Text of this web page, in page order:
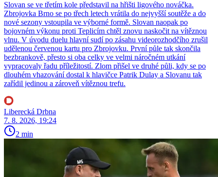
Slovan se ve třetím kole představil na hřišti ligového nováčka.
Zbrojovka Brno se po třech letech vrátila do nejvyšší soutěže a do
nové sezony vstoupila ve výborné formě. Slovan naopak po
bojovném výkonu proti Teplicím chtěl znovu naskočit na vítěznou
vlnu. V úvodu duelu hlavní sudí po zásahu videorozhodčího zrušil
udělenou červenou kartu pro Zbrojovku. První půle tak skončila
bezbrankově, přesto si oba celky ve velmi náročném utkání
vypracovaly řadu příležitostí. Zlom přišel ve druhé půli, kdy se po
dlouhém vhazování dostal k hlavičce Patrik Dulay a Slovanu tak
zařídil jedinou a zároveň vítěznou trefu.
Liberecká Drbna
7. 8. 2026, 19:24
2 min